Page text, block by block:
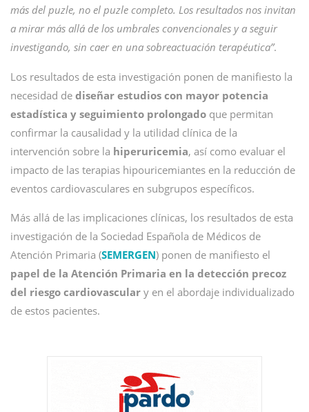
más del puzle, no el puzle completo. Los resultados nos invitan
a mirar más allá de los umbrales convencionales y a seguir
investigando, sin caer en una sobreactuación terapéutica”.
Los resultados de esta investigación ponen de manifiesto la
necesidad de diseñar estudios con mayor potencia
estadística y seguimiento prolongado que permitan
confirmar la causalidad y la utilidad clínica de la
intervención sobre la hiperuricemia, así como evaluar el
impacto de las terapias hipouricemiantes en la reducción de
eventos cardiovasculares en subgrupos específicos.
Más allá de las implicaciones clínicas, los resultados de esta
investigación de la Sociedad Española de Médicos de
Atención Primaria (SEMERGEN) ponen de manifiesto el
papel de la Atención Primaria en la detección precoz
del riesgo cardiovascular y en el abordaje individualizado
de estos pacientes.